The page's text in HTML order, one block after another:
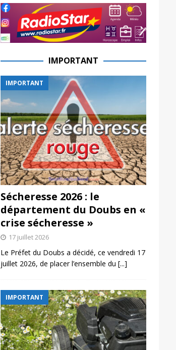
IMPORTANT
IMPORTANT
Sécheresse 2026 : le
département du Doubs en «
crise sécheresse »
17 juillet 2026
Le Préfet du Doubs a décidé, ce vendredi 17
juillet 2026, de placer l’ensemble du [...]
IMPORTANT